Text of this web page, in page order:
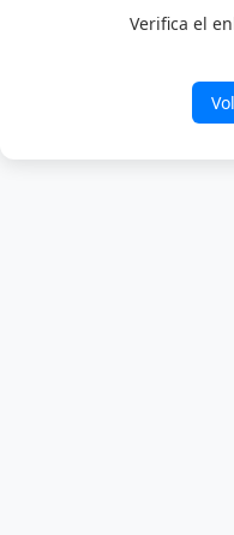
Verifica el